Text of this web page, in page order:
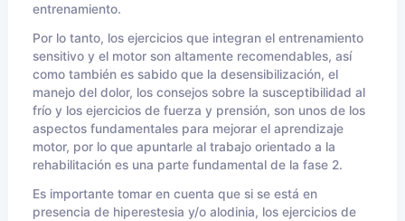
entrenamiento.
Por lo tanto, los ejercicios que integran el entrenamiento
sensitivo y el motor son altamente recomendables, así
como también es sabido que la desensibilización, el
manejo del dolor, los consejos sobre la susceptibilidad al
frío y los ejercicios de fuerza y prensión, son unos de los
aspectos fundamentales para mejorar el aprendizaje
motor, por lo que apuntarle al trabajo orientado a la
rehabilitación es una parte fundamental de la fase 2.
Es importante tomar en cuenta que si se está en
presencia de hiperestesia y/o alodinia, los ejercicios de